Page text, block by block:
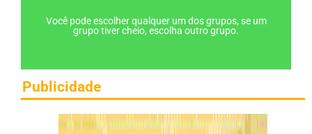
Você pode escolher qualquer um dos grupos, se um
grupo tiver cheio, escolha outro grupo.
Publicidade